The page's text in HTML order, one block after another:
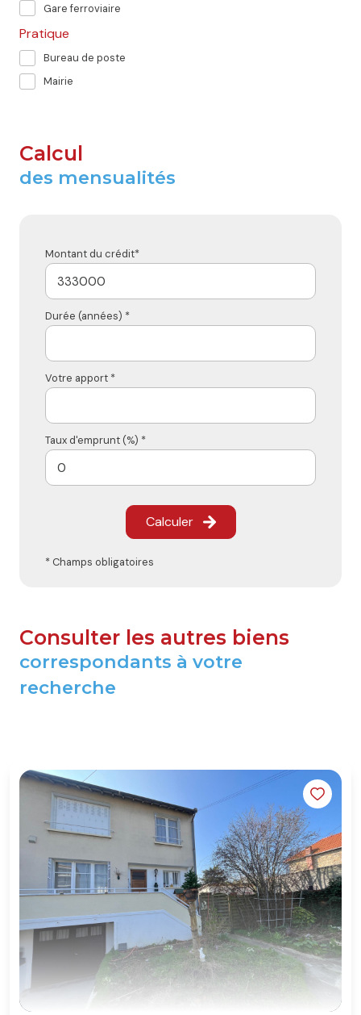
Gare ferroviaire
Pratique
Bureau de poste
Mairie
Calcul
des mensualités
Montant du crédit*
Durée (années) *
Votre apport *
Taux d'emprunt (%) *
Calculer
* Champs obligatoires
Consulter les autres biens
correspondants à votre
recherche